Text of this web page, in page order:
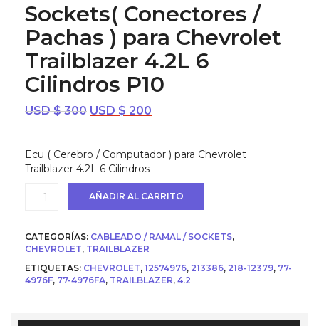
Sockets( Conectores /
Pachas ) para Chevrolet
Trailblazer 4.2L 6
Cilindros P10
USD $300 El
era:
USD
$ 300.
USD $ 200
es:
Ecu ( Cerebro / Computador ) para Chevrolet
Trailblazer 4.2L 6 Cilindros
Sockets(
Conectores
Pachas
)
Chevrolet
Trailblazer
AÑADIR AL CARRITO
CATEGORÍAS: CABLEADO / RAMAL / SOCKETS,
CHEVROLET, TRAILBLAZER
ETIQUETAS: CHEVROLET, 12574976, 213386, 218-12379, 77-
4976F, 77-4976FA, TRAILBLAZER, 4.2